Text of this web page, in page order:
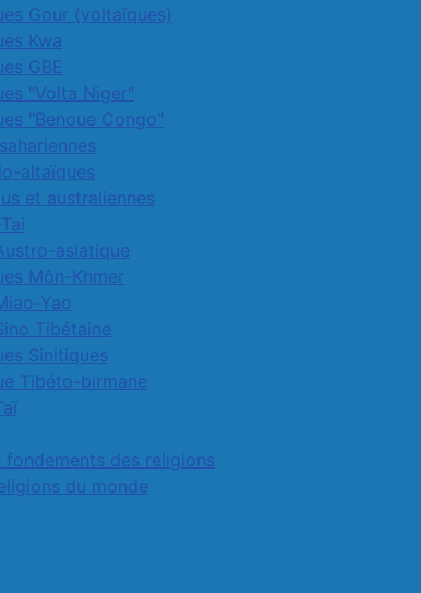
Gour (voltaïques)
Kwa
GBE
"Volta Niger"
"Benoue Congo"
altaïques
et australiennes
asiatique
Môn-Khmer
Yao
Tibétaine
Sinitiques
Tibéto-birmane
fondements des religions
du monde